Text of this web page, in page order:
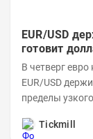
EUR/USD
готовит
В четверг
EUR/USD
пределы узкого диапазона.
Tickmill